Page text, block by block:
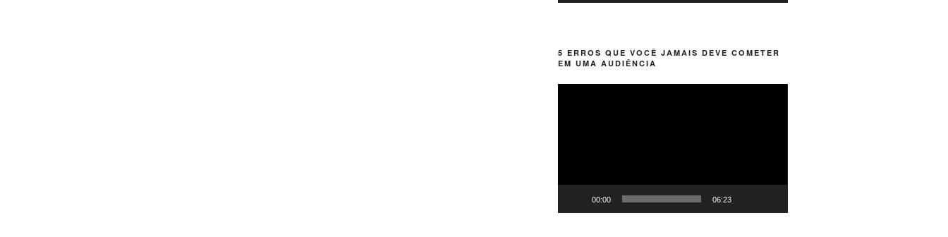
5 ERROS QUE VOCÊ JAMAIS DEVE COMETER
EM UMA AUDIÊNCIA
00:00 06:23